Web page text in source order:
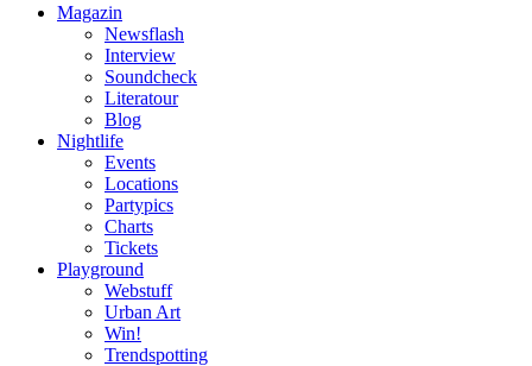
Magazin
Newsflash
Interview
Soundcheck
Literatour
Blog
Nightlife
Events
Locations
Partypics
Charts
Tickets
Playground
Webstuff
Urban Art
Win!
Trendspotting